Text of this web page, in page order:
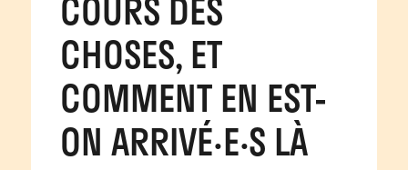
CHOSES, ET
COMMENT EN EST-
ON ARRIVÉ·E·S LÀ